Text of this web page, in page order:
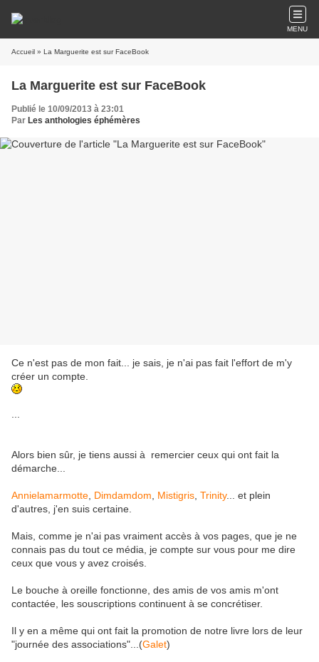
MENU
Accueil » La Marguerite est sur FaceBook
La Marguerite est sur FaceBook
Publié le 10/09/2013 à 23:01
Par Les anthologies éphémères
Ce n'est pas de mon fait... je sais, je n'ai pas fait l'effort de m'y
créer un compte.
Alors bien sûr, je tiens aussi à remercier ceux qui ont fait la
démarche...
Annielamarmotte Dimdamdom Mistigris Trinity... et plein
d'autres, j'en suis certaine.
Mais, comme je n'ai pas vraiment accès à vos pages, que je ne
connais pas du tout ce média, je compte sur vous pour me dire
ceux que vous y avez croisés.
Le bouche à oreille fonctionne, des amis de vos amis m'ont
contactée, les souscriptions continuent à se concrétiser.
Il y en a même qui ont fait la promotion de notre livre lors de leur
"journée des associations"...(Galet)